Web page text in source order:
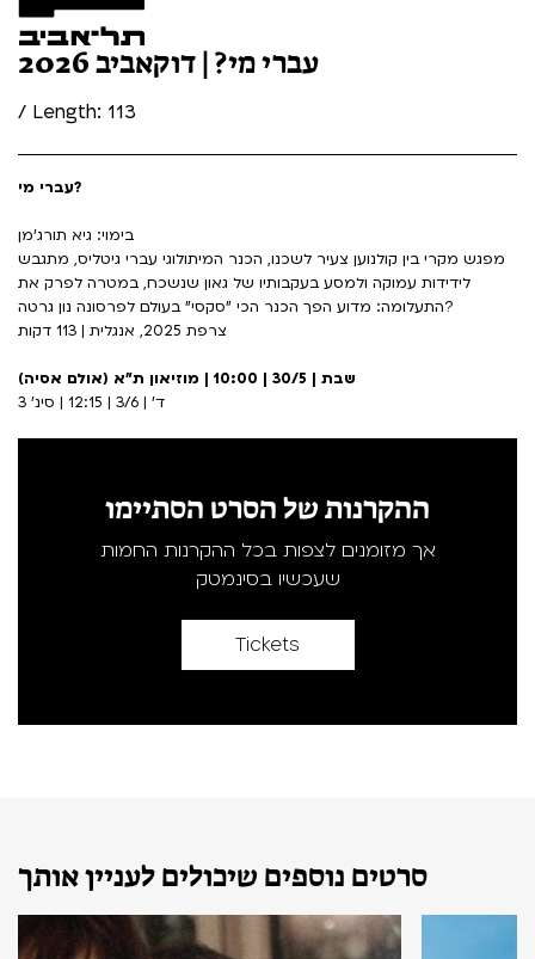
עברי מי? | דוקאביב 2026
/ Length: 113
עברי מי?
בימוי: גיא תורג'מן
מפגש מקרי בין קולנוען צעיר לשכנו, הכנר המיתולוגי עברי גיטליס, מתגבש
לידידות עמוקה ולמסע בעקבותיו של גאון שנשכח, במטרה לפרק את
התעלומה: מדוע הפך הכנר הכי "סקסי" בעולם לפרסונה נון גרטה?
צרפת 2025, אנגלית | 113 דקות
שבת | 30/5 | 10:00 | מוזיאון ת"א (אולם אסיה)
ד' | 3/6 | 12:15 | סינ' 3
ההקרנות של הסרט הסתיימו
אך מזומנים לצפות בכל ההקרנות החמות
שעכשיו בסינמטק
Tickets
סרטים נוספים שיכולים לעניין אותך